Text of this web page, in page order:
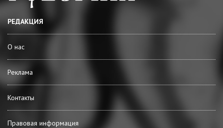
РЕДАКЦИЯ
О нас
Реклама
Контакты
Правовая информация